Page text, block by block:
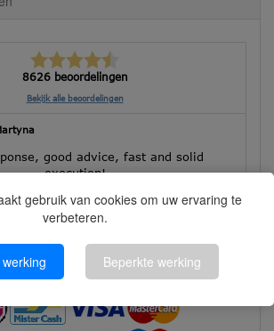
gebruik van cookies om uw ervaring te
verbeteren.
Beperkte werking
8626 beoordelingen
Bekijk alle beoordelingen
good advice, fast and solid
execution!